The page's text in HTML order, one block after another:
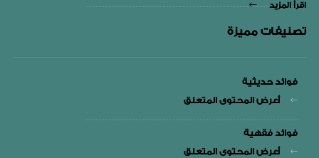
اقرأ المزيد
تصنيفات مميزة
فوائد حديثية
أعرض المحتوى المتعلق
فوائد فقهية
أعرض المحتوى المتعلق